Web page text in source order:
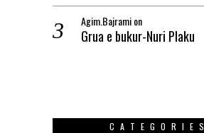
Agim.Bajramion
Grua e bukur-Nuri Plaku
CATEGORIES